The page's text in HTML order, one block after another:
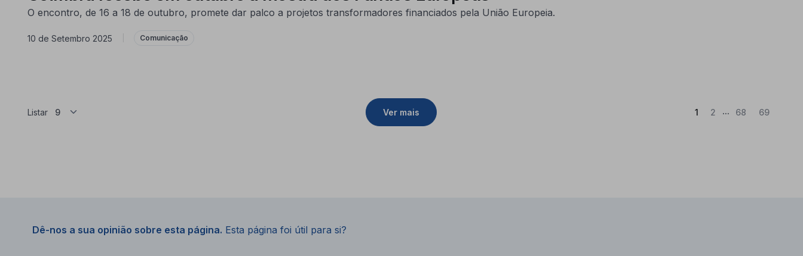
O encontro, de 16 a 18 de outubro, promete dar palco a projetos transformadores financiados pela União Europeia.
10 de Setembro 2025 Comunicação
Listar Ver mais 1(Atual)
2 ... 68 69
Dê-nos a sua opinião sobre esta página. Esta página foi útil para si?